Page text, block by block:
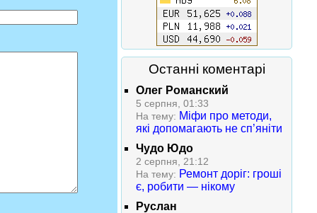
Останні коментарі
Олег Романский
5 серпня, 01:33
На тему: Міфи про методи,
які допомагають не сп’яніти
Чудо Юдо
2 серпня, 21:12
На тему: Ремонт доріг: гроші
є, робити — нікому
Руслан